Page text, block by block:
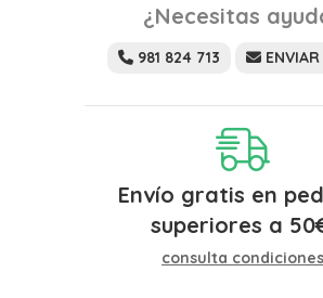
¿Necesitas
981 824 713
Envío gratis en
superiores a 50
consulta condiciones